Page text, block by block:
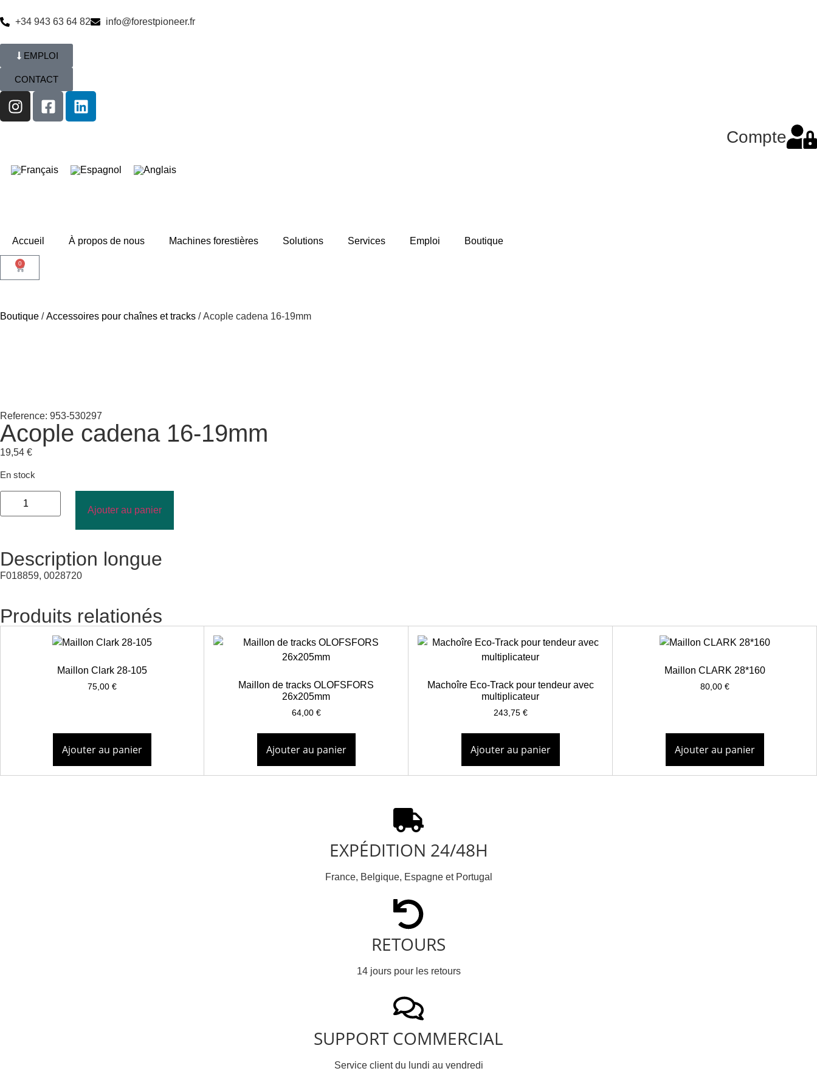
+34 943 63 64 82 info@forestpioneer.fr
EMPLOI
CONTACT
Compte
Accueil À propos de nous Machines forestières Solutions Services Emploi Boutique
0
Boutique /Accessoires pour chaînes et tracks / Acople cadena 16-19mm
Reference: 953-530297
Acople cadena 16-19mm
19,54 €
En stock
Ajouter au panier
Description longue
F018859, 0028720
Produits relationés
Maillon Clark 28-105
75,00 €
Ajouter au panier
Maillon de tracks OLOFSFORS
26x205mm
64,00 €
Ajouter au panier
Machoîre Eco-Track pour tendeur avec
multiplicateur
243,75 €
Ajouter au panier
Maillon CLARK 28*160
80,00 €
Ajouter au panier
EXPÉDITION 24/48H
France, Belgique, Espagne et Portugal
RETOURS
14 jours pour les retours
SUPPORT COMMERCIAL
Service client du lundi au vendredi